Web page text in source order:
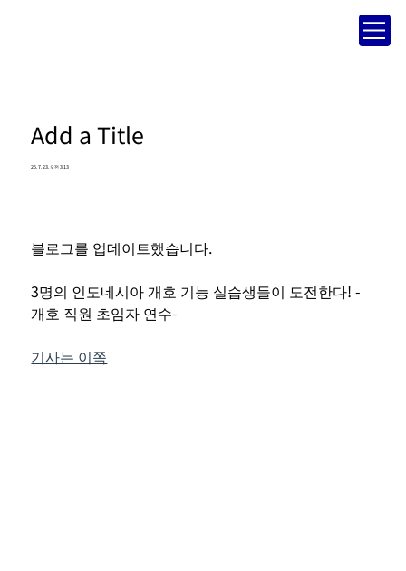
Add a Title
25. 7. 23. 오전 3:13
블로그를 업데이트했습니다.
3명의 인도네시아 개호 기능 실습생들이 도전한다! -
개호 직원 초임자 연수-
기사는 이쪽